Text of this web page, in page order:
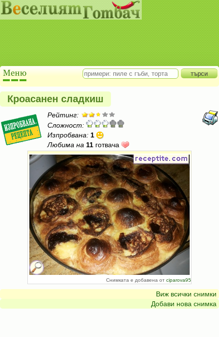
Кроасанен сладкиш
Рейтинг:
Сложност:
Изпробвана: 1
Любима на 11 готвача
Снимката е добавена от ciparova95
Виж всички снимки
Добави нова снимка